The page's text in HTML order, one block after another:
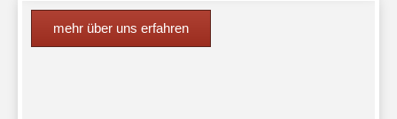
mehr über uns erfahren